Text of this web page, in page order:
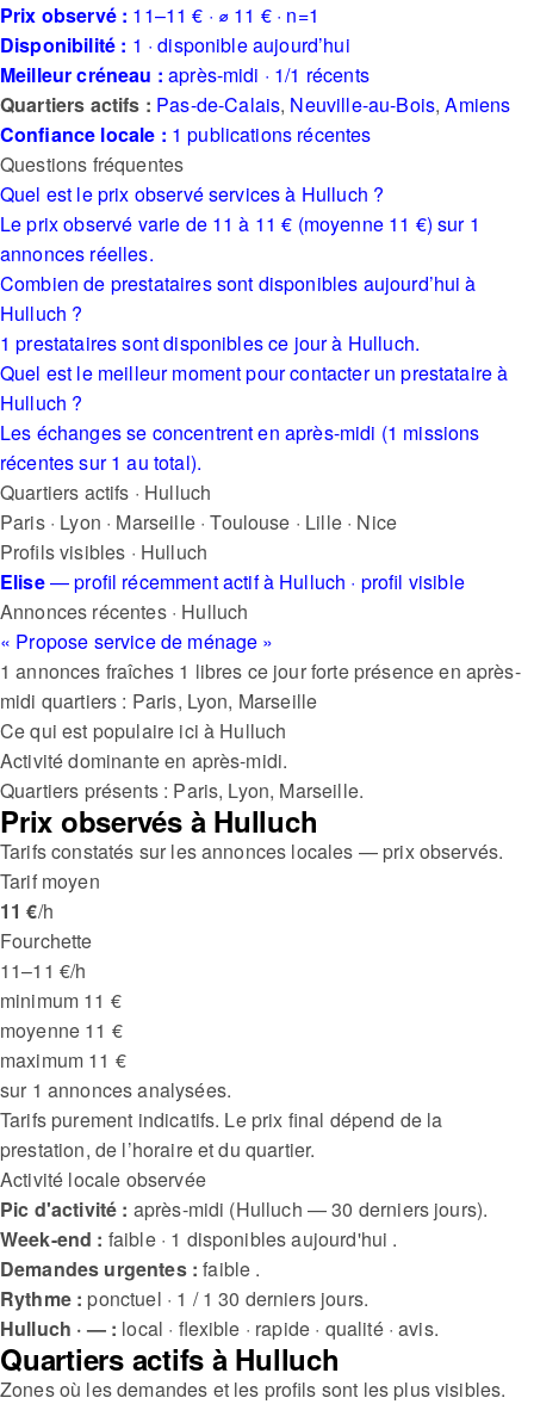
Prix observé : 11–11 € · ⌀ 11 € · n=1
Disponibilité : 1 · disponible aujourd’hui
Meilleur créneau : après-midi · 1/1 récents
Quartiers actifs : Pas-de-Calais, Neuville-au-Bois,Amiens
Confiance locale : 1 publications récentes
Questions fréquentes
Quel est le prix observé services à Hulluch ?
Le prix observé varie de 11 à 11 € (moyenne 11 €) sur 1
annonces réelles.
Combien de prestataires sont disponibles aujourd’hui à
Hulluch ?
1 prestataires sont disponibles ce jour à Hulluch.
Quel est le meilleur moment pour contacter un prestataire à
Hulluch ?
Les échanges se concentrent en après-midi (1 missions
récentes sur 1 au total).
Quartiers actifs · Hulluch
Paris· Lyon · Marseille·Toulouse · Lille· Nice
Profils visibles · Hulluch
Elise— profil récemment actif à Hulluch · profil visible
Annonces récentes · Hulluch
« Propose service de ménage »
1 annonces fraîches 1 libres ce jourforte présence en après-
midi quartiers : Paris, Lyon, Marseille
Ce qui est populaire ici à Hulluch
Activité dominante en après-midi.
Quartiers présents : Paris, Lyon, Marseille.
Prix observés à Hulluch
Tarifs constatés sur les annonces locales — prix observés.
Tarif moyen
11 €/h
Fourchette
11–11 €/h
minimum 11 €
moyenne 11 €
maximum 11 €
sur 1 annonces analysées.
Tarifs purement indicatifs. Le prix final dépend de la
prestation, de l’horaire et du quartier.
Activité locale observée
Pic d'activité : après-midi (Hulluch — 30 derniers jours).
Week-end : faible · 1 disponibles aujourd'hui .
Demandes urgentes : faible .
Rythme : ponctuel · 1 / 1 30 derniers jours.
Hulluch · — : local · flexible · rapide · qualité · avis.
Quartiers actifs à Hulluch
Zones où les demandes et les profils sont les plus visibles.